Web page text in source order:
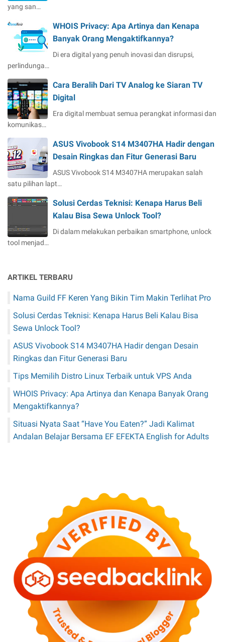
yang san…
WHOIS Privacy: Apa Artinya dan Kenapa
Banyak Orang Mengaktifkannya?
Di era digital yang penuh inovasi dan disrupsi,
perlindunga…
Cara Beralih Dari TV Analog ke Siaran TV
Digital
Era digital membuat semua perangkat informasi dan
komunikas…
ASUS Vivobook S14 M3407HA Hadir dengan
Desain Ringkas dan Fitur Generasi Baru
ASUS Vivobook S14 M3407HA merupakan salah
satu pilihan lapt…
Solusi Cerdas Teknisi: Kenapa Harus Beli
Kalau Bisa Sewa Unlock Tool?
Di dalam melakukan perbaikan smartphone, unlock
tool menjad…
ARTIKEL TERBARU
Nama Guild FF Keren Yang Bikin Tim Makin Terlihat Pro
Solusi Cerdas Teknisi: Kenapa Harus Beli Kalau Bisa
Sewa Unlock Tool?
ASUS Vivobook S14 M3407HA Hadir dengan Desain
Ringkas dan Fitur Generasi Baru
Tips Memilih Distro Linux Terbaik untuk VPS Anda
WHOIS Privacy: Apa Artinya dan Kenapa Banyak Orang
Mengaktifkannya?
Situasi Nyata Saat “Have You Eaten?” Jadi Kalimat
Andalan Belajar Bersama EF EFEKTA English for Adults